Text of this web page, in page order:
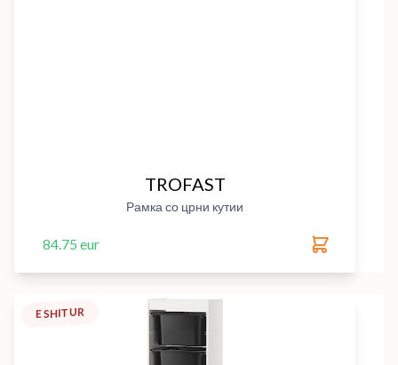
TROFAST
Рамка со црни кутии
84.75 eur
E SHITUR